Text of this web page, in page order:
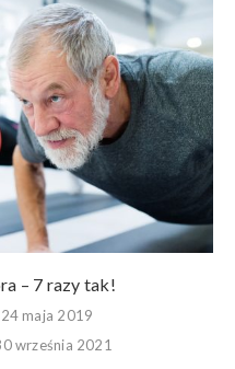
– 7 razy tak!
24 maja 2019
września 2021